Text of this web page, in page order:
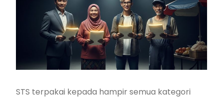
STS terpakai kepada hampir semua kategori